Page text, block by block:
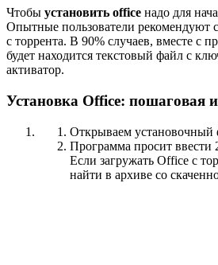
Чтобы установить office надо для
Опытные пользователи рекомендуют
с торрента. В 90% случаев, вместе с
будет находится текстовый файл с
активатор.
Установка Office: пошаговая
Открываем установочный
Программа просит ввести
Если загружать Office с
найти в архиве со